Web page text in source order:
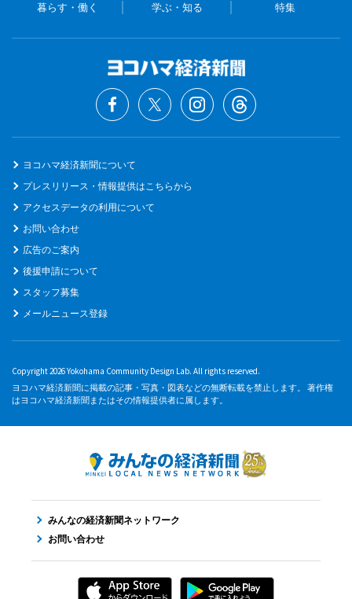
暮らす・働く 学ぶ・知る 特集
ヨコハマ経済新聞について
プレスリリース・情報提供はこちらから
アクセスデータの利用について
お問い合わせ
広告のご案内
後援申請について
スタッフ募集
メールニュース登録
Copyright 2026 Yokohama Community Design Lab. All rights reserved.
ヨコハマ経済新聞に掲載の記事・写真・図表などの無断転載を禁止します。 著作権
はヨコハマ経済新聞またはその情報提供者に属します。
みんなの経済新聞ネットワーク
お問い合わせ